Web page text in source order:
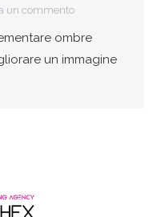
un commento
ombre
un immagine